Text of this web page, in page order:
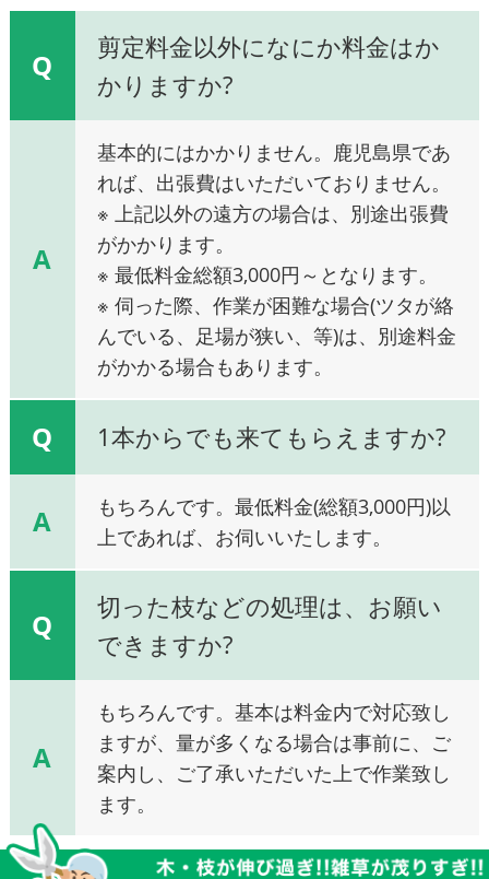
Q
剪定料金以外になにか料金はか
かりますか?
A
基本的にはかかりません。鹿児島県であ
れば、出張費はいただいておりません。
※ 上記以外の遠方の場合は、別途出張費
がかかります。
※ 最低料金総額3,000円～となります。
※ 伺った際、作業が困難な場合(ツタが絡
んでいる、足場が狭い、等)は、別途料金
がかかる場合もあります。
Q 1本からでも来てもらえますか?
A
もちろんです。最低料金(総額3,000円)以
上であれば、お伺いいたします。
Q
切った枝などの処理は、お願い
できますか?
A
もちろんです。基本は料金内で対応致し
ますが、量が多くなる場合は事前に、ご
案内し、ご了承いただいた上で作業致し
ます。